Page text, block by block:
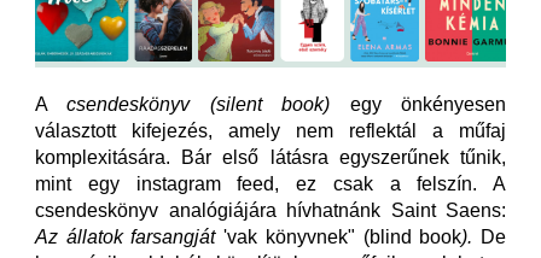
Acsendeskönyv (silent book) egy önkényesen
választott kifejezés, amely nem reflektál a műfaj
komplexitására. Bár első látásra egyszerűnek tűnik,
mint egy instagram feed, ez csak a felszín. A
csendeskönyv analógiájára hívhatnánk Saint Saens:
Az állatok farsangját'vak könyvnek" (blind book). De